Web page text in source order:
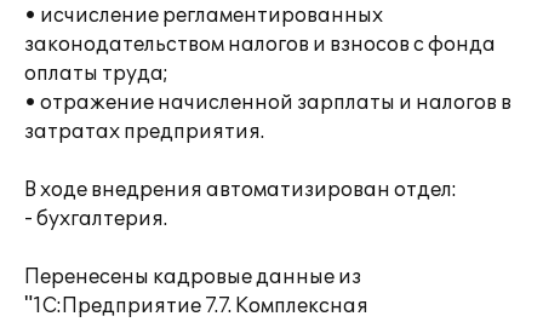
• исчисление регламентированных
законодательством налогов и взносов с фонда
оплаты труда;
• отражение начисленной зарплаты и налогов в
затратах предприятия.
В ходе внедрения автоматизирован отдел:
- бухгалтерия.
Перенесены кадровые данные из
"1С:Предприятие 7.7. Комплексная